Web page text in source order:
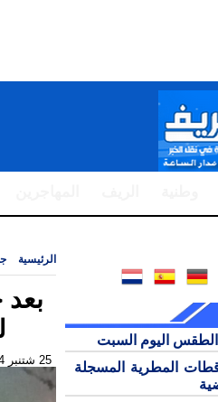
اليوم السبت
المطرية المسجلة
الرئيسية
25 شتنبر 2024 - 13:35